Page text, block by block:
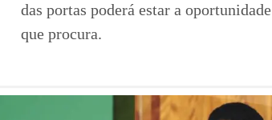
das portas poderá estar a oportunidade
que procura.